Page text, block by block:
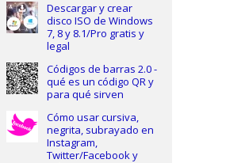
Descargar y crear
disco ISO de Windows
7, 8 y 8.1/Pro gratis y
legal
Códigos de barras 2.0 -
qué es un código QR y
para qué sirven
Cómo usar cursiva,
negrita, subrayado en
Instagram,
Twitter/Facebook y